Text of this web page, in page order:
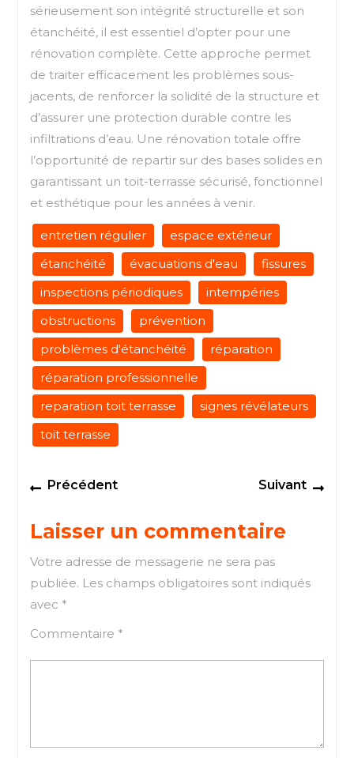
sérieusement son intégrité structurelle et son
étanchéité, il est essentiel d’opter pour une
rénovation complète. Cette approche permet
de traiter efficacement les problèmes sous-
jacents, de renforcer la solidité de la structure et
d’assurer une protection durable contre les
infiltrations d’eau. Une rénovation totale offre
l’opportunité de repartir sur des bases solides en
garantissant un toit-terrasse sécurisé, fonctionnel
et esthétique pour les années à venir.
entretien régulier
espace extérieur
étanchéité
évacuations d'eau
fissures
inspections périodiques
intempéries
obstructions
prévention
problèmes d'étanchéité
réparation
réparation professionnelle
reparation toit terrasse
signes révélateurs
toit terrasse
Navigation
de
l’article
PrécédentPrevious
Suivant
Laisser un commentaire
Votre adresse de messagerie ne sera pas
publiée. Les champs obligatoires sont indiqués
avec *
Commentaire *